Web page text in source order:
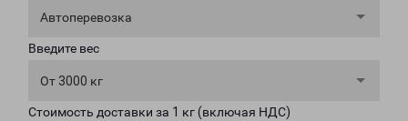
Автоперевозка
Введите вес
От 3000 кг
Стоимость доставки за 1 кг (включая НДС)